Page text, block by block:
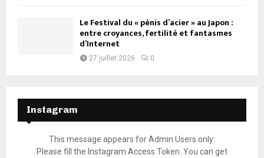
Le Festival du « pénis d’acier » au Japon :
entre croyances, fertilité et fantasmes
d’Internet
27 juillet 2026 0
Instagram
This message appears for Admin Users only:
Please fill the Instagram Access Token. You can get